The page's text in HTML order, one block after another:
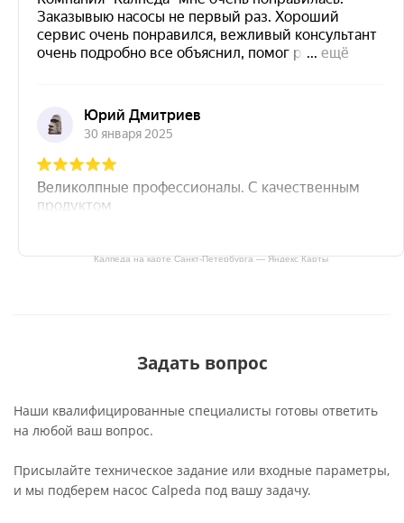
Калпеда на карте Санкт‑Петербурга — Яндекс Карты
Задать вопрос
Наши квалифицированные специалисты готовы ответить
на любой ваш вопрос.
Присылайте техническое задание или входные параметры,
и мы подберем насос Calpeda под вашу задачу.